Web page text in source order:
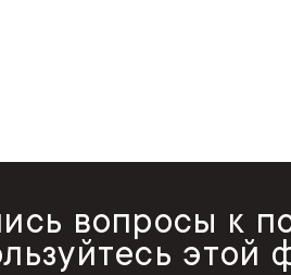
вопросы к
этой